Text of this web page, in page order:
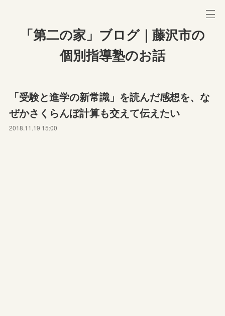
「第二の家」ブログ｜藤沢市の
個別指導塾のお話
「受験と進学の新常識」を読んだ感想を、な
ぜかさくらんぼ計算も交えて伝えたい
2018.11.19 15:00